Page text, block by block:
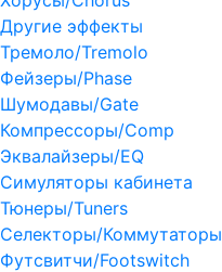
Другие эффекты
Тремоло/Tremolo
Фейзеры/Phase
Шумодавы/Gate
Компрессоры/Comp
Эквалайзеры/EQ
Симуляторы кабинета
Тюнеры/Tuners
Селекторы/Коммутаторы
Футсвитчи/Footswitch